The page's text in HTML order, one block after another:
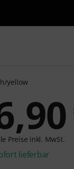
Suchwort
yellow
Preise inkl. MwSt.
lieferbar